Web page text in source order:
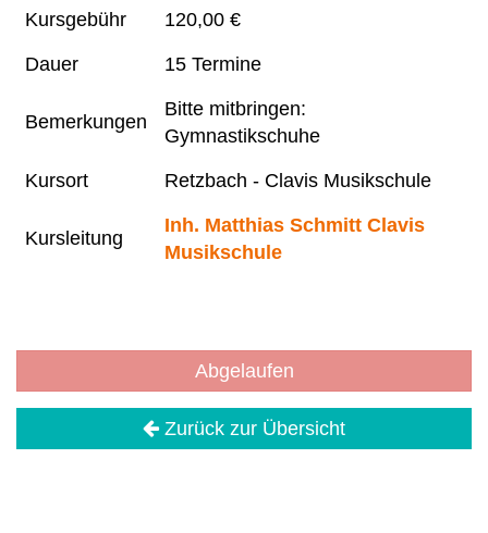
Kursgebühr 120,00 €
Dauer 15 Termine
Bemerkungen
Bitte mitbringen:
Gymnastikschuhe
Kursort Retzbach - Clavis Musikschule
Kursleitung
Inh. Matthias Schmitt Clavis
Musikschule
Abgelaufen
Zurück zur Übersicht